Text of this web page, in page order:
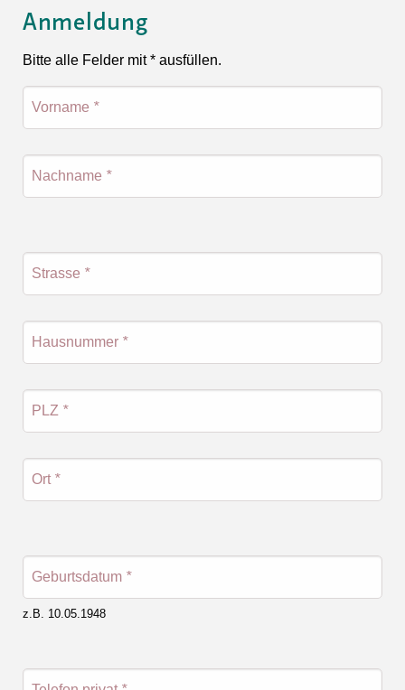
Anmeldung
Bitte alle Felder mit * ausfüllen.
Vorname *
Nachname *
Strasse *
Hausnummer *
PLZ *
Ort *
Geburtsdatum *
z.B. 10.05.1948